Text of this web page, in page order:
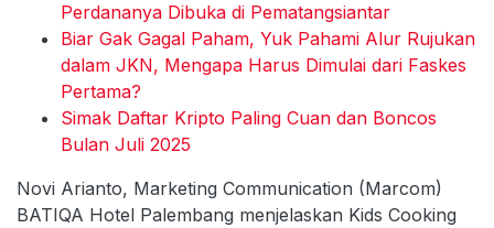
Perdananya Dibuka di Pematangsiantar
Biar Gak Gagal Paham, Yuk Pahami Alur Rujukan
dalam JKN, Mengapa Harus Dimulai dari Faskes
Pertama?
Simak Daftar Kripto Paling Cuan dan Boncos
Bulan Juli 2025
Novi Arianto, Marketing Communication (Marcom)
BATIQA Hotel Palembang menjelaskan Kids Cooking